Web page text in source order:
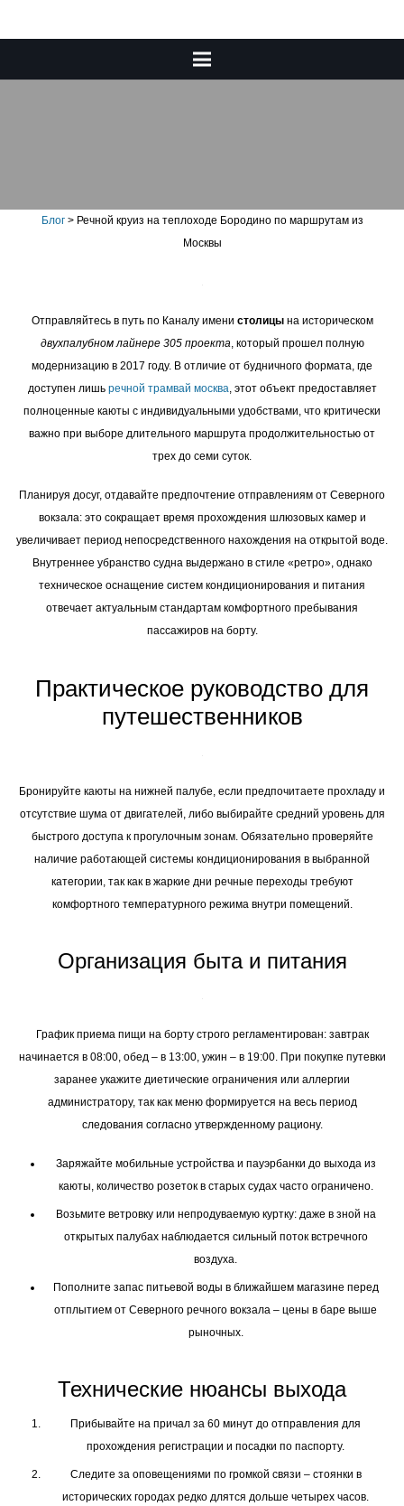
Блог> Речной круиз на теплоходе Бородино по маршрутам из
Москвы
Отправляйтесь в путь по Каналу имени столицына историческом
двухпалубном лайнере 305 проекта, который прошел полную
модернизацию в 2017 году. В отличие от будничного формата, где
доступен лишь речной трамвай москва, этот объект предоставляет
полноценные каюты с индивидуальными удобствами, что критически
важно при выборе длительного маршрута продолжительностью от
трех до семи суток.
Планируя досуг, отдавайте предпочтение отправлениям от Северного
вокзала: это сокращает время прохождения шлюзовых камер и
увеличивает период непосредственного нахождения на открытой воде.
Внутреннее убранство судна выдержано в стиле «ретро», однако
техническое оснащение систем кондиционирования и питания
отвечает актуальным стандартам комфортного пребывания
пассажиров на борту.
Практическое руководство для
путешественников
Бронируйте каюты на нижней палубе, если предпочитаете прохладу и
отсутствие шума от двигателей, либо выбирайте средний уровень для
быстрого доступа к прогулочным зонам. Обязательно проверяйте
наличие работающей системы кондиционирования в выбранной
категории, так как в жаркие дни речные переходы требуют
комфортного температурного режима внутри помещений.
Организация быта и питания
График приема пищи на борту строго регламентирован: завтрак
начинается в 08:00, обед – в 13:00, ужин – в 19:00. При покупке путевки
заранее укажите диетические ограничения или аллергии
администратору, так как меню формируется на весь период
следования согласно утвержденному рациону.
Заряжайте мобильные устройства и пауэрбанки до выхода из
каюты, количество розеток в старых судах часто ограничено.
Возьмите ветровку или непродуваемую куртку: даже в зной на
открытых палубах наблюдается сильный поток встречного
воздуха.
Пополните запас питьевой воды в ближайшем магазине перед
отплытием от Северного речного вокзала – цены в баре выше
рыночных.
Технические нюансы выхода
Прибывайте на причал за 60 минут до отправления для
прохождения регистрации и посадки по паспорту.
Следите за оповещениями по громкой связи – стоянки в
исторических городах редко длятся дольше четырех часов.